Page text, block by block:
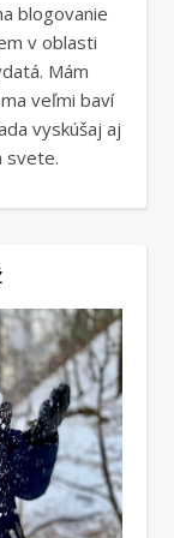
blogovanie
v oblasti
Mám
veľmi baví
vyskúšaj aj
svete.